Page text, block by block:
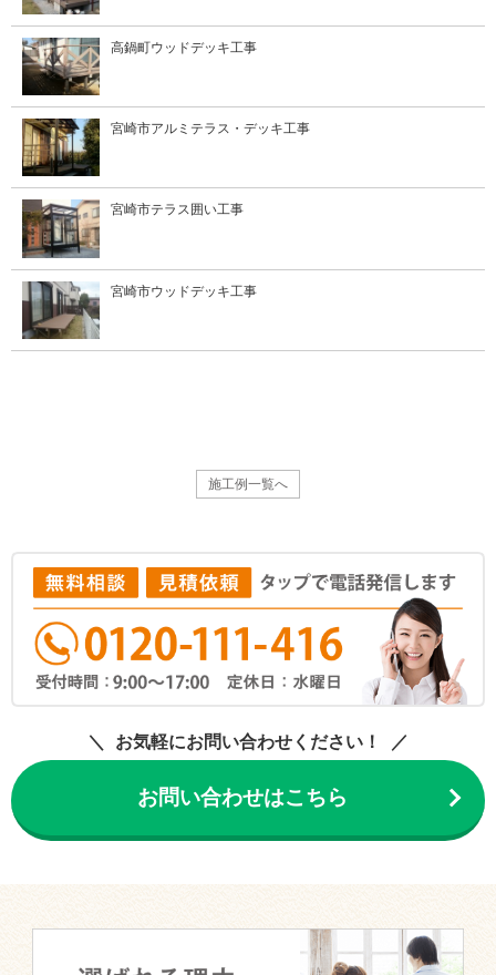
高鍋町ウッドデッキ工事
宮崎市アルミテラス・デッキ工事
宮崎市テラス囲い工事
宮崎市ウッドデッキ工事
施工例一覧へ
お気軽にお問い合わせください！
お問い合わせはこちら